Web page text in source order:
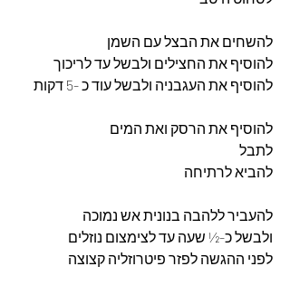
להשחים את הבצל עם השמן
להוסיף את החצילים ולבשל עד לריכוך
להוסיף את העגבניה ולבשל עוד כ -5 דקות
להוסיף את הרסק ואת המים
לתבל
להביא לרתיחה
להעביר ללהבה בנונית אש נמוכה
ולבשל כ-½ שעה עד לצימצום נוזלים
לפני ההגשה לפזר פיטרוזליה קצוצה